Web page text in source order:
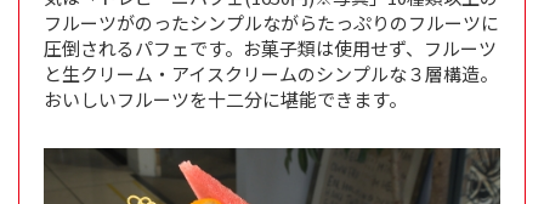
フルーツがのったシンプルながらたっぷりのフルーツに
圧倒されるパフェです。お菓子類は使用せず、フルーツ
と生クリーム・アイスクリームのシンプルな３層構造。
おいしいフルーツを十二分に堪能できます。